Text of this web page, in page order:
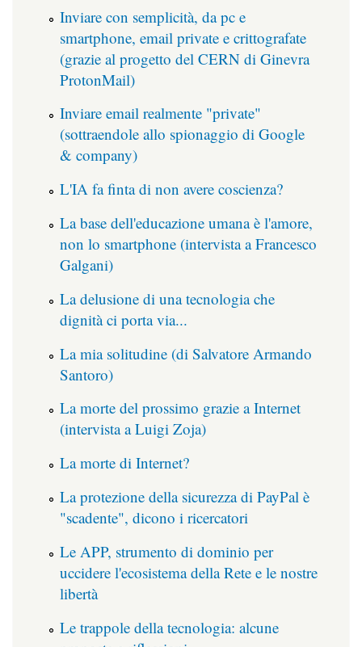
Inviare con semplicità, da pc e
smartphone, email private e crittografate
(grazie al progetto del CERN di Ginevra
ProtonMail)
Inviare email realmente "private"
(sottraendole allo spionaggio di Google
& company)
L'IA fa finta di non avere coscienza?
La base dell'educazione umana è l'amore,
non lo smartphone (intervista a Francesco
Galgani)
La delusione di una tecnologia che
dignità ci porta via...
La mia solitudine (di Salvatore Armando
Santoro)
La morte del prossimo grazie a Internet
(intervista a Luigi Zoja)
La morte di Internet?
La protezione della sicurezza di PayPal è
"scadente", dicono i ricercatori
Le APP, strumento di dominio per
uccidere l'ecosistema della Rete e le nostre
libertà
Le trappole della tecnologia: alcune